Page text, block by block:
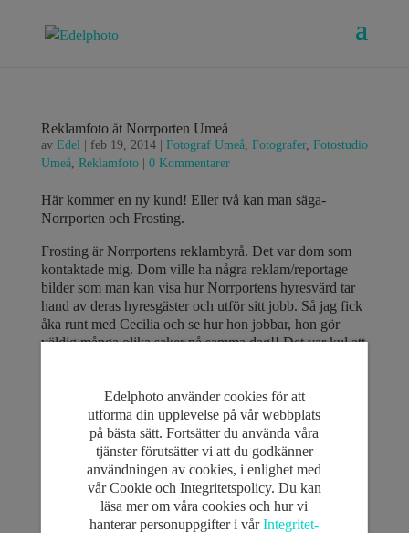
Reklamfoto åt Norrporten Umeå
av Edel| feb 19, 2014| Fotograf Umeå, Fotografer, Fotostudio
Umeå, Reklamfoto| 0 Kommentarer
Här kommer en ny kund! Eller två kan man säga-
Norrporten och Frosting.
Frosting är Norrportens reklambyrå. Det var dom som
kontaktade mig. Dom ville ha några reklam/reportage
bilder som man kan visa hur Norrportens hyresvärd tar
hand av deras hyresgäster och utför sitt jobb. Så jag fick
åka runt med Cecilia och se hur hon jobbar, hon gör
väldig många olika saker på samma dag!! Det var kul att
och grejer som jag hade nästan inte plats för blixten.
Men jag fixade det ju! 🙂
Norrporten vill jättegärna att jag ska fortsätta fotografera
åt dom, och VD på Frosting blev så nöjd bilderna att han
sa att jag får gärna vara deras fotograf här i Umeå! Kul
Edelphoto använder cookies för att
utforma din upplevelse på vår webbplats
på bästa sätt. Fortsätter du använda våra
tjänster förutsätter vi att du godkänner
användningen av cookies, i enlighet med
vår Cookie och Integritetspolicy. Du kan
läsa mer om våra cookies och hur vi
hanterar personuppgifter i vårIntegritet-